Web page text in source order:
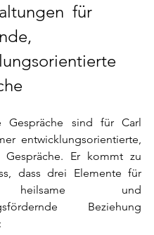
für
Gespräche sind für Carl
entwicklungsorientierte,
Gespräche. Er kommt zu
dass drei Elemente für
und
Beziehung